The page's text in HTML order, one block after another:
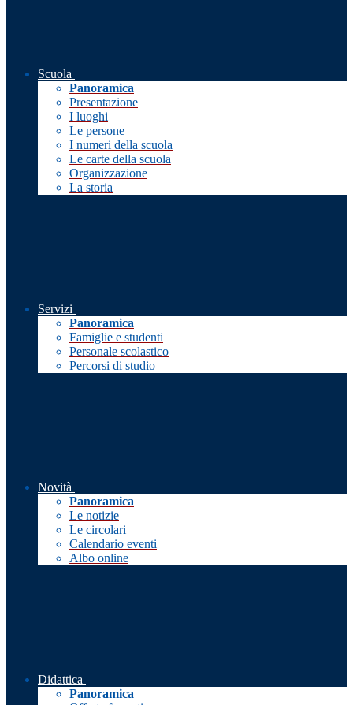
Scuola
Panoramica
Presentazione
I luoghi
Le persone
I numeri della scuola
Le carte della scuola
Organizzazione
La storia
Servizi
Panoramica
Famiglie e studenti
Personale scolastico
Percorsi di studio
Novità
Panoramica
Le notizie
Le circolari
Calendario eventi
Albo online
Didattica
Panoramica